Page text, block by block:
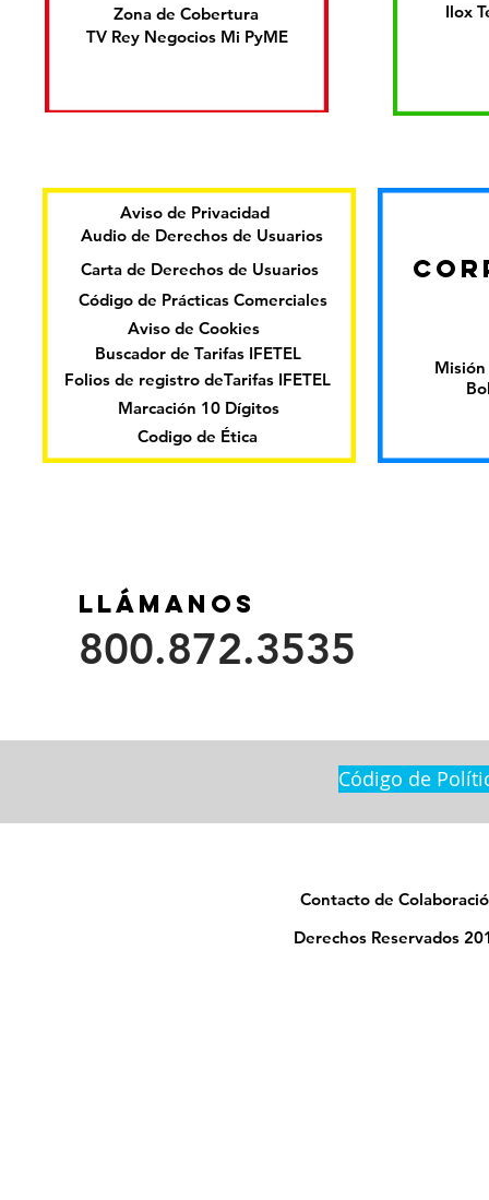
Zona de Cobertura
TV Rey Negocios Mi PyME
Ilox
Aviso de Privacidad
Audio de Derechos de Usuarios
Carta de Derechos de Usuarios
Código de Prácticas Comerciales
Aviso de Cookies
Buscador de Tarifas IFETEL
Folios de registro deTarifas IFETEL
Marcación 10 Dígitos
Codigo de Ética
Misión
Llámanos
800.872.3535
Código de
Contacto de
Derechos Reservados